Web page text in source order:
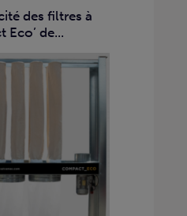
des filtres à
Eco’ de...